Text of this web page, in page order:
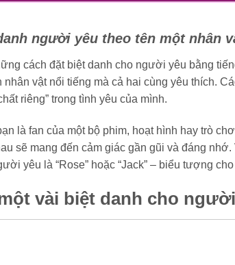
người yêu theo tên một nhân
cách đặt biệt danh cho người yêu bằng
nhân vật nổi tiếng mà cả hai cùng yêu thích.
riêng” trong tình yêu của mình.
là fan của một bộ phim, hoạt hình hay trò
sẽ mang đến cảm giác gần gũi và đáng
yêu là “Rose” hoặc “Jack” – biểu tượng
vài biệt danh cho